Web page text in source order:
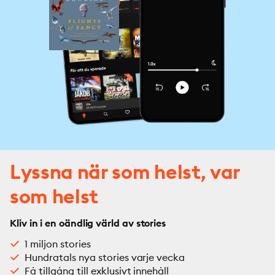
Lyssna när som helst, var
som helst
Kliv in i en oändlig värld av stories
1 miljon stories
Hundratals nya stories varje vecka
Få tillgång till exklusivt innehåll